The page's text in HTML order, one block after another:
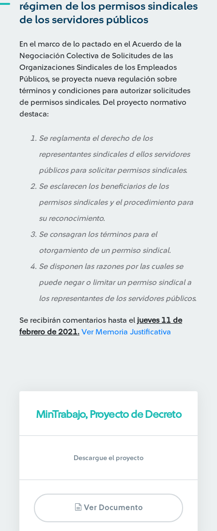
régimen de los permisos sindicales
de los servidores públicos
En el marco de lo pactado en el Acuerdo de la
Negociación Colectiva de Solicitudes de las
Organizaciones Sindicales de los Empleados
Públicos, se proyecta nueva regulación sobre
términos y condiciones para autorizar solicitudes
de permisos sindicales. Del proyecto normativo
destaca:
Se reglamenta el derecho de los
representantes sindicales d ellos servidores
públicos para solicitar permisos sindicales.
Se esclarecen los beneficiarios de los
permisos sindicales y el procedimiento para
su reconocimiento.
Se consagran los términos para el
otorgamiento de un permiso sindical.
Se disponen las razones por las cuales se
puede negar o limitar un permiso sindical a
los representantes de los servidores públicos.
Se recibirán comentarios hasta el jueves 11 de
febrero de 2021. Ver Memoria Justificativa
MinTrabajo, Proyecto de Decreto
Descargue el proyecto
Ver Documento